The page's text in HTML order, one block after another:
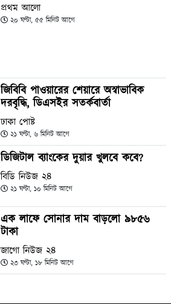
প্রথম আলো
২০ ঘণ্টা, ৫৫ মিনিট আগে
জিবিবি পাওয়ারের শেয়ারে অস্বাভাবিক
দরবৃদ্ধি, ডিএসইর সতর্কবার্তা
ঢাকা পোষ্ট
২১ ঘণ্টা, ৬ মিনিট আগে
ডিজিটাল ব্যাংকের দুয়ার খুলবে কবে?
বিডি নিউজ ২৪
২১ ঘণ্টা, ১০ মিনিট আগে
এক লাফে সোনার দাম বাড়লো ৯৮৫৬
টাকা
জাগো নিউজ ২৪
২৩ ঘণ্টা, ১৮ মিনিট আগে